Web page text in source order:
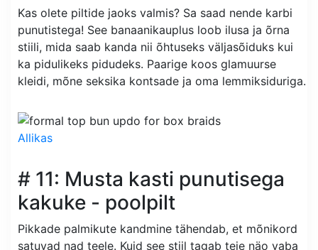
Kas olete piltide jaoks valmis? Sa saad nende karbi
punutistega! See banaanikauplus loob ilusa ja õrna
stiili, mida saab kanda nii õhtuseks väljasõiduks kui
ka pidulikeks pidudeks. Paarige koos glamuurse
kleidi, mõne seksika kontsade ja oma lemmiksiduriga.
Allikas
# 11: Musta kasti punutisega
kakuke - poolpilt
Pikkade palmikute kandmine tähendab, et mõnikord
satuvad nad teele. Kuid see stiil tagab teie näo vaba